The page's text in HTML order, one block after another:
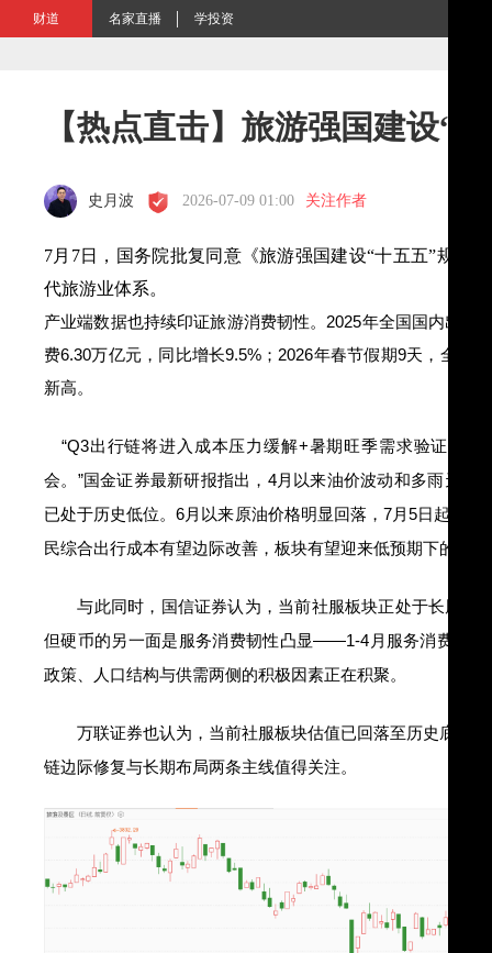
财道 名家直播 学投资
【热点直击】旅游强国建设“
史月波 2026-07-09 01:00 关注作者
7月7日，国务院批复同意《旅游强国建设“十五五”规划
代旅游业体系。
产业端数据也持续印证旅游消费韧性。2025年全国国内出游
费6.30万亿元，同比增长9.5%；2026年春节假期9天，全国
新高。
“Q3出行链将进入成本压力缓解+暑期旺季需求验证的关
会。”国金证券最新研报指出，4月以来油价波动和多雨天气
已处于历史低位。6月以来原油价格明显回落，7月5日起国
民综合出行成本有望边际改善，板块有望迎来低预期下的结
与此同时， 国信证券认为，当前社服板块正处于长周期
但硬币的另一面是服务消费韧性凸显——1-4月服务消费同比
政策、人口结构与供需两侧的积极因素正在积聚。
万联证券也认为，当前社服板块估值已回落至历史底部，
链边际修复与长期布局两条主线值得关注。